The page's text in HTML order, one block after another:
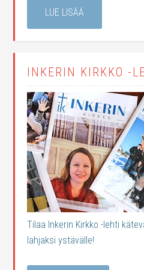
LUE LISÄÄ
INKERIN KIRKKO -
Tilaa Inkerin Kirkko -lehti
lahjaksi ystävälle!